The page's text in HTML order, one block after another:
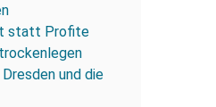
statt Profite
und die